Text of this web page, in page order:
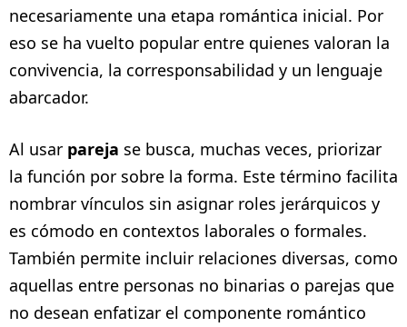
necesariamente una etapa romántica inicial. Por
eso se ha vuelto popular entre quienes valoran la
convivencia, la corresponsabilidad y un lenguaje
abarcador.
Al usar pareja se busca, muchas veces, priorizar
la función por sobre la forma. Este término facilita
nombrar vínculos sin asignar roles jerárquicos y
es cómodo en contextos laborales o formales.
También permite incluir relaciones diversas, como
aquellas entre personas no binarias o parejas que
no desean enfatizar el componente romántico